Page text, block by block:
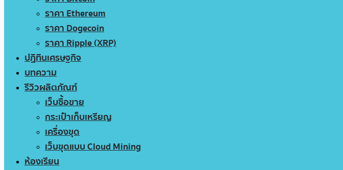
ราคา Ethereum
ราคา Dogecoin
ราคา Ripple (XRP)
ปฏิทินเศรษฐกิจ
บทความ
รีวิวผลิตภัณฑ์
เว็บซื้อขาย
กระเป๋าเก็บเหรียญ
เครื่องขุด
เว็บขุดแบบ Cloud Mining
ห้องเรียน